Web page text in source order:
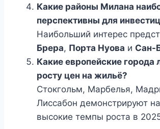
Какие районы Милана
перспективны для
Наибольший интерес
Брера, Порта Нуова и Сан-
Какие европейские города
росту цен на жильё?
Стокгольм, Марбелья,
Лиссабон демонстрируют
высокие темпы роста в